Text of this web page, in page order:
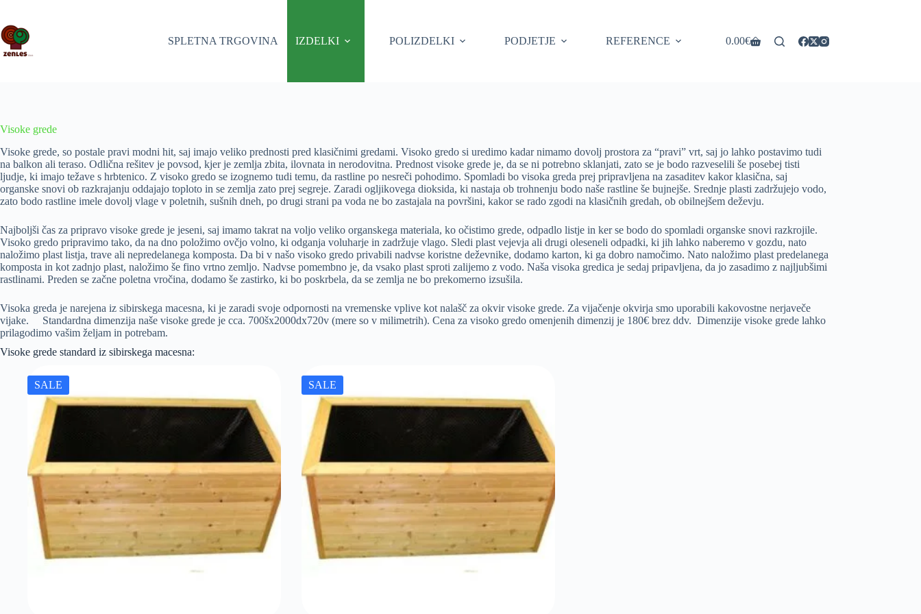
content
SPLETNA TRGOVINA
IZDELKI POLIZDELKI PODJETJE REFERENCE
Shopping
0.00€
Visoke grede
Visoke grede, so postale pravi modni hit, saj imajo veliko prednosti pred klasičnimi gredami. Visoko gredo si uredimo kadar nimamo dovolj prostora za “pravi” vrt, saj jo lahko postavimo tudi
na balkon ali teraso. Odlična rešitev je povsod, kjer je zemlja zbita, ilovnata in nerodovitna. Prednost visoke grede je, da se ni potrebno sklanjati, zato se je bodo razveselili še posebej tisti
ljudje, ki imajo težave s hrbtenico. Z visoko gredo se izognemo tudi temu, da rastline po nesreči pohodimo. Spomladi bo visoka greda prej pripravljena na zasaditev kakor klasična, saj
organske snovi ob razkrajanju oddajajo toploto in se zemlja zato prej segreje. Zaradi ogljikovega dioksida, ki nastaja ob trohnenju bodo naše rastline še bujnejše. Srednje plasti zadržujejo vodo,
zato bodo rastline imele dovolj vlage v poletnih, sušnih dneh, po drugi strani pa voda ne bo zastajala na površini, kakor se rado zgodi na klasičnih gredah, ob obilnejšem deževju.
Najboljši čas za pripravo visoke grede je jeseni, saj imamo takrat na voljo veliko organskega materiala, ko očistimo grede, odpadlo listje in ker se bodo do spomladi organske snovi razkrojile.
Visoko gredo pripravimo tako, da na dno položimo ovčjo volno, ki odganja voluharje in zadržuje vlago. Sledi plast vejevja ali drugi oleseneli odpadki, ki jih lahko naberemo v gozdu, nato
naložimo plast listja, trave ali nepredelanega komposta. Da bi v našo visoko gredo privabili nadvse koristne deževnike, dodamo karton, ki ga dobro namočimo. Nato naložimo plast predelanega
komposta in kot zadnjo plast, naložimo še fino vrtno zemljo. Nadvse pomembno je, da vsako plast sproti zalijemo z vodo. Naša visoka gredica je sedaj pripavljena, da jo zasadimo z najljubšimi
rastlinami. Preden se začne poletna vročina, dodamo še zastirko, ki bo poskrbela, da se zemlja ne bo prekomerno izsušila.
Visoka greda je narejena iz sibirskega macesna, ki je zaradi svoje odpornosti na vremenske vplive kot nalašč za okvir visoke grede. Za vijačenje okvirja smo uporabili kakovostne nerjaveče
vijake. Standardna dimenzija naše visoke grede je cca. 700šx2000dx720v (mere so v milimetrih). Cena za visoko gredo omenjenih dimenzij je 180€ brez ddv. Dimenzije visoke grede lahko
prilagodimo vašim željam in potrebam.
Visoke grede standard iz sibirskega macesna:
SALE SALE